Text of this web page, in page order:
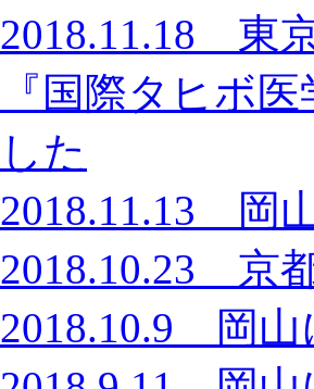
2018.11.18 東
『国際タヒボ
した
2018.11.13 岡
2018.10.23 京
2018.10.9 岡山